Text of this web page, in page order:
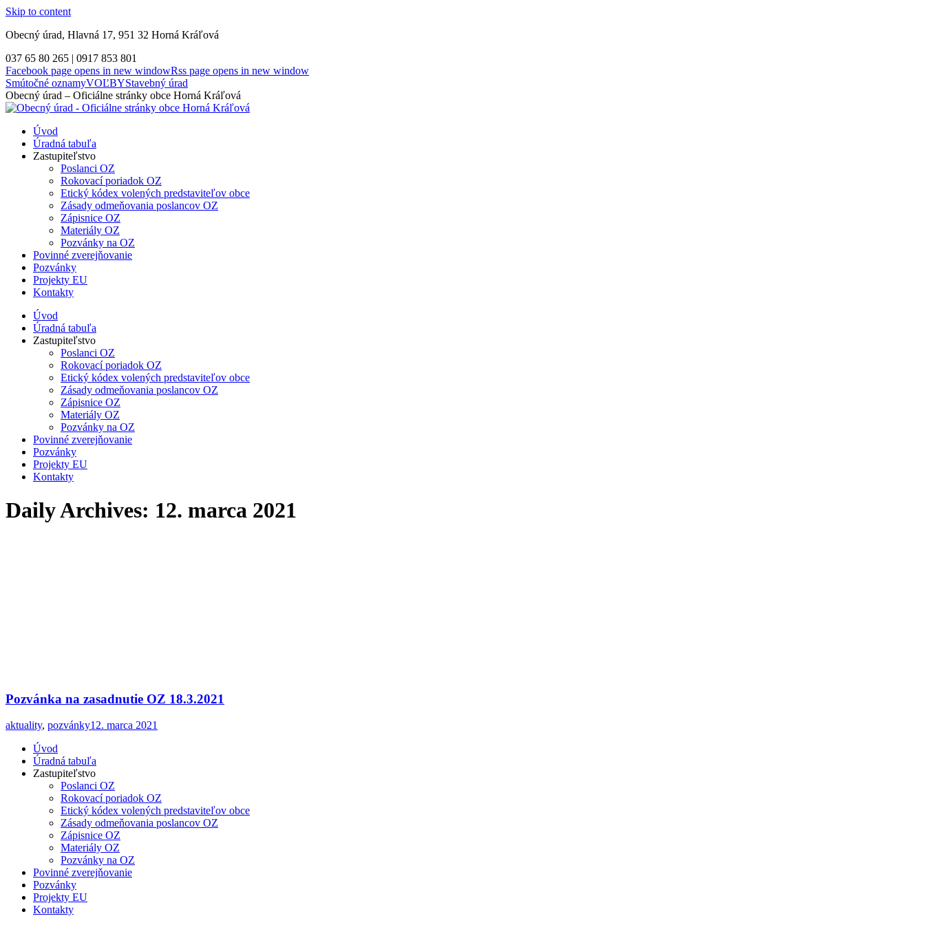
Skip to content
Obecný úrad, Hlavná 17, 951 32 Horná Kráľová
037 65 80 265 | 0917 853 801
Facebook page opens in new windowRss page opens in new window
Smútočné oznamyVOĽBYStavebný úrad
Obecný úrad – Oficiálne stránky obce Horná Kráľová
Úvod
Úradná tabuľa
Zastupiteľstvo
Poslanci OZ
Rokovací poriadok OZ
Etický kódex volených predstaviteľov obce
Zásady odmeňovania poslancov OZ
Zápisnice OZ
Materiály OZ
Pozvánky na OZ
Povinné zverejňovanie
Pozvánky
Projekty EU
Kontakty
Úvod
Úradná tabuľa
Zastupiteľstvo
Poslanci OZ
Rokovací poriadok OZ
Etický kódex volených predstaviteľov obce
Zásady odmeňovania poslancov OZ
Zápisnice OZ
Materiály OZ
Pozvánky na OZ
Povinné zverejňovanie
Pozvánky
Projekty EU
Kontakty
Daily Archives: 12. marca 2021
Pozvánka na zasadnutie OZ 18.3.2021
aktuality, pozvánky12. marca 2021
Úvod
Úradná tabuľa
Zastupiteľstvo
Poslanci OZ
Rokovací poriadok OZ
Etický kódex volených predstaviteľov obce
Zásady odmeňovania poslancov OZ
Zápisnice OZ
Materiály OZ
Pozvánky na OZ
Povinné zverejňovanie
Pozvánky
Projekty EU
Kontakty